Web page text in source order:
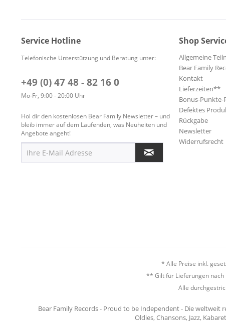
Service Hotline
Telefonische Unterstützung und Beratung unter:
+49 (0) 47 48 - 82 16 0
Mo-Fr, 9:00 - 20:00 Uhr
Hol dir den kostenlosen Bear Family Newsletter – und
bleib immer auf dem Laufenden, was Neuheiten und
Angebote angeht!
Shop
Allgemeine
Bear Family
Kontakt
Lieferzeiten**
Bonus-Punkte-
Defektes
Rückgabe
Newsletter
Widerrufsrecht
* Alle Preise inkl.
** Gilt für Lieferungen nach
Alle
Bear Family Records - Proud to be Independent - Die
Oldies, Chansons, Jazz,